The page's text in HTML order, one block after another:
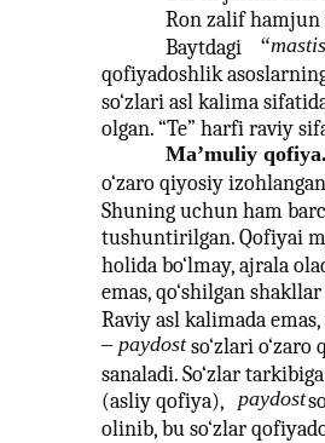
Ron zalif hamjun
Baytdagi
qofiyadoshlik asoslarning
so‘zlari asl kalima
olgan. “Te” harfi raviy
Ma’muliy qofiya.
o‘zaro qiyosiy
Shuning uchun ham
tushuntirilgan. Qofiyai
holida bo‘lmay, ajrala
emas, qo‘shilgan
Raviy asl kalimada
– paydost so‘zlari
sanaladi. So‘zlar
(asliy qofiya),
paydost
olinib, bu so‘zlar